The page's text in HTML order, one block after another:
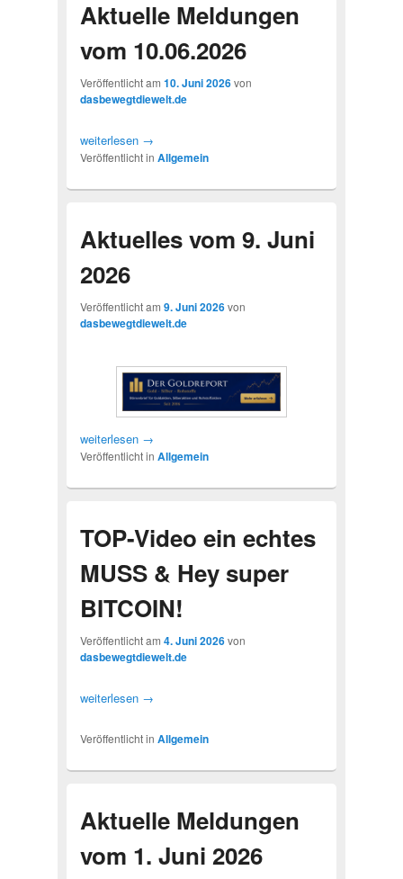
Aktuelle Meldungen
vom 10.06.2026
Veröffentlicht am 10. Juni 2026von
dasbewegtdiewelt.de
weiterlesen →
Veröffentlicht in Allgemein
Aktuelles vom 9. Juni
2026
Veröffentlicht am 9. Juni 2026von
dasbewegtdiewelt.de
weiterlesen →
Veröffentlicht in Allgemein
TOP-Video ein echtes
MUSS & Hey super
BITCOIN!
Veröffentlicht am 4. Juni 2026von
dasbewegtdiewelt.de
weiterlesen →
Veröffentlicht in Allgemein
Aktuelle Meldungen
vom 1. Juni 2026